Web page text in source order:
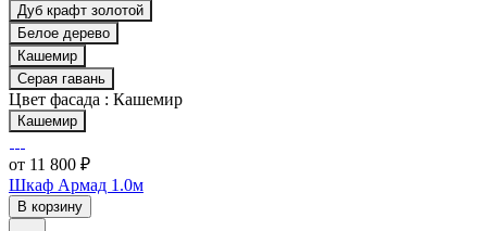
Дуб крафт золотой
Белое дерево
Кашемир
Серая гавань
Цвет фасада : Кашемир
Кашемир
от 11 800 ₽
Шкаф Армад 1.0м
В корзину